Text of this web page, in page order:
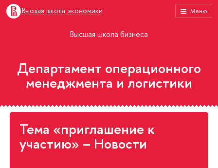
Меню
Высшая школа экономики
Высшая школа бизнеса
Департамент операционного
менеджмента и логистики
Тема «приглашение к
участию» – Новости